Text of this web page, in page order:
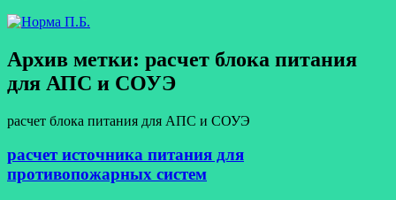
Архив метки: расчет блока питания
для АПС и СОУЭ
расчет блока питания для АПС и СОУЭ
расчет источника питания для
противопожарных систем